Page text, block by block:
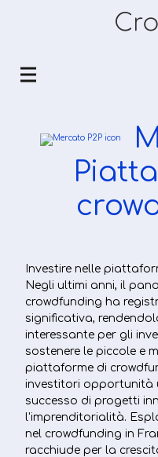
Investire nelle
Negli ultimi anni, il
crowdfunding ha
significativa,
interessante per gli
sostenere le piccole e
piattaforme di
investitori opportunità
successo di progetti
l'imprenditorialità.
nel crowdfunding in
racchiude per la